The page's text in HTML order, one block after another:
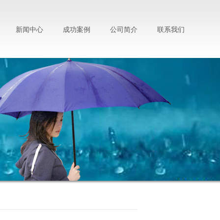
新闻中心 成功案例 公司简介 联系我们